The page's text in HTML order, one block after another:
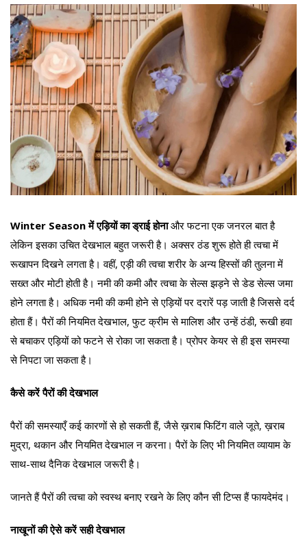
Winter Season में एड़ियों का ड्राई होनाऔर फटना एक जनरल बात है
लेकिन इसका उचित देखभाल बहुत जरूरी है। अक्सर ठंड शुरू होते ही त्वचा में
रूखापन दिखने लगता है। वहीं, एड़ी की त्वचा शरीर के अन्य हिस्सों की तुलना में
सख्त और मोटी होती है। नमी की कमी और त्वचा के सेल्स झड़ने से डेड सेल्स जमा
होने लगता है। अधिक नमी की कमी होने से एड़ियों पर दरारें पड़ जाती है जिससे दर्द
होता हैं। पैरों की नियमित देखभाल, फुट क्रीम से मालिश और उन्हें ठंडी, रूखी हवा
से बचाकर एड़ियों को फटने से रोका जा सकता है। प्रोपर केयर से ही इस समस्या
से निपटा जा सकता है।
कैसे करें पैरों की देखभाल
पैरों की समस्याएँ कई कारणों से हो सकती हैं, जैसे ख़राब फिटिंग वाले जूते, ख़राब
मुद्रा, थकान और नियमित देखभाल न करना। पैरों के लिए भी नियमित व्यायाम के
साथ-साथ दैनिक देखभाल जरूरी है।
जानते हैं पैरों की त्वचा को स्वस्थ बनाए रखने के लिए कौन सी टिप्स हैं फायदेमंद।
नाखूनों की ऐसे करें सही देखभाल